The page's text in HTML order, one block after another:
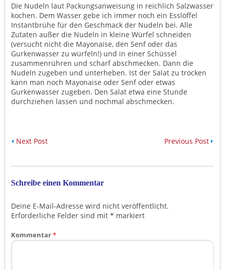
Die Nudeln laut Packungsanweisung in reichlich Salzwasser
kochen. Dem Wasser gebe ich immer noch ein Esslöffel
Instantbrühe für den Geschmack der Nudeln bei. Alle
Zutaten außer die Nudeln in kleine Würfel schneiden
(versucht nicht die Mayonaise, den Senf oder das
Gurkenwasser zu würfeln!) und in einer Schüssel
zusammenrühren und scharf abschmecken. Dann die
Nudeln zugeben und unterheben. Ist der Salat zu trocken
kann man noch Mayonaise oder Senf oder etwas
Gurkenwasser zugeben. Den Salat etwa eine Stunde
durchziehen lassen und nochmal abschmecken.
Next Post Previous Post
Schreibe einen Kommentar
Deine E-Mail-Adresse wird nicht veröffentlicht.
Erforderliche Felder sind mit * markiert
Kommentar*